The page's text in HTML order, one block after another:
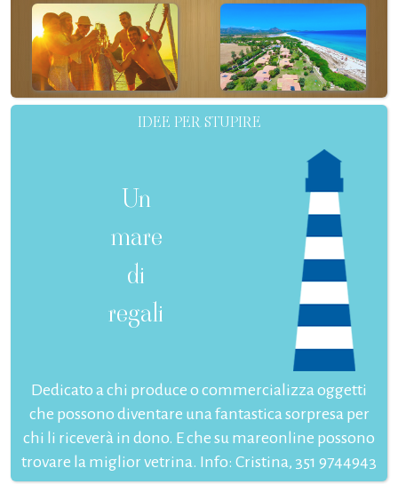
IDEE PER STUPIRE
Un
mare
di
regali
Dedicato a chi produce o commercializza oggetti
che possono diventare una fantastica sorpresa per
chi li riceverà in dono. E che su mareonline possono
trovare la miglior vetrina. Info: Cristina, 351 9744943